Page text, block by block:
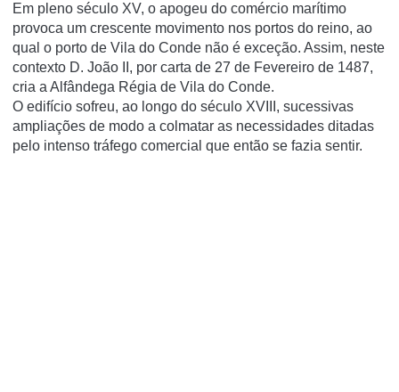
Em pleno século XV, o apogeu do comércio marítimo
provoca um crescente movimento nos portos do reino, ao
qual o porto de Vila do Conde não é exceção. Assim, neste
contexto D. João II, por carta de 27 de Fevereiro de 1487,
cria a Alfândega Régia de Vila do Conde.
O edifício sofreu, ao longo do século XVIII, sucessivas
ampliações de modo a colmatar as necessidades ditadas
pelo intenso tráfego comercial que então se fazia sentir.